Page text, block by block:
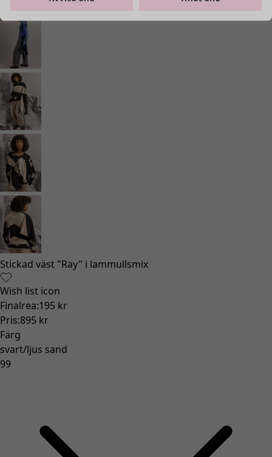
Inredning
Inredning
Nyheter
All inredning
Gardiner
Kuddar & kuddfodral
Mattor
Frotté
Böcker
Tidigare favoriter
Rum
Badrum